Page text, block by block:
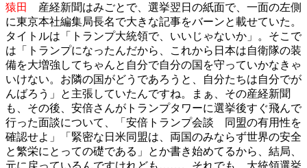
猿田
産経新聞はみごとで、選挙翌日の紙面で、一面の左側
に東京本社編集局長名で大きな記事をバーンと載せていた。
タイトルは「トランプ大統領で、いいじゃないか」。そこで
は「トランプになったんだから、これから日本は自衛隊の装
備を大増強してちゃんと自分で自分の国を守っていかなきゃ
いけない。お隣の国がどうであろうと、自分たちは自分でが
んばろう」と主張していたんですね。まぁ、その産経新聞
も、その後、安倍さんがトランプタワーに選挙後すぐ飛んで
行った面談について、「安倍トランプ会談 同盟の有用性を
確認せよ」「緊密な日米同盟は、両国のみならず世界の安全
と繁栄にとっての礎である」とか書き始めてるから、結局、
元に戻っているんですけれども……。それでも、大統領選挙